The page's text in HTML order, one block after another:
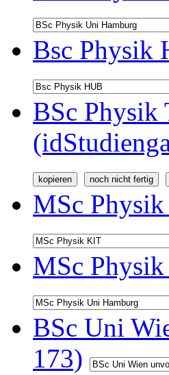
Bsc Physik
BSc Physik
MSc
MSc
BSc Uni
173)